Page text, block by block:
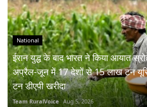
National
ईरान युद्ध के बाद भारत ने किया आयात
अप्रैल-जून में 17 देशों से 15 लाख टन
टन डीएपी खरीदा
Team RuralVoice Aug 5, 2026